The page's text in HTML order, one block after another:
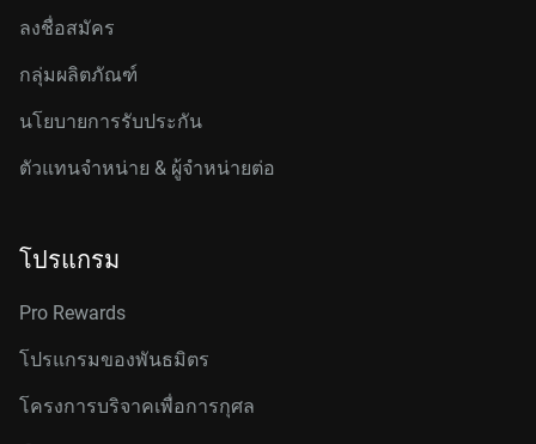
ลงชื่อสมัคร
กลุ่มผลิตภัณฑ์
นโยบายการรับประกัน
ตัวแทนจำหน่าย & ผู้จำหน่ายต่อ
โปรแกรม
Pro Rewards
โปรแกรมของพันธมิตร
โครงการบริจาคเพื่อการกุศล